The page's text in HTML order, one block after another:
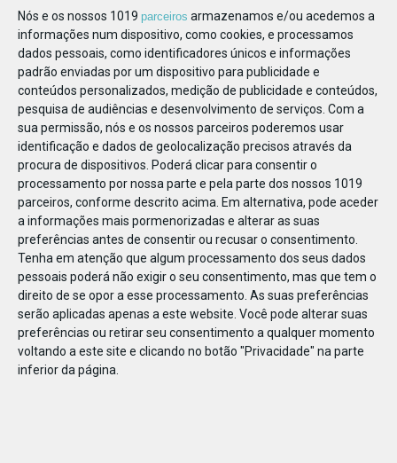
Nós e os nossos 1019 parceiros armazenamos e/ou acedemos a
informações num dispositivo, como cookies, e processamos
dados pessoais, como identificadores únicos e informações
padrão enviadas por um dispositivo para publicidade e
conteúdos personalizados, medição de publicidade e conteúdos,
pesquisa de audiências e desenvolvimento de serviços. Com a
sua permissão, nós e os nossos parceiros poderemos usar
identificação e dados de geolocalização precisos através da
procura de dispositivos. Poderá clicar para consentir o
processamento por nossa parte e pela parte dos nossos 1019
parceiros, conforme descrito acima. Em alternativa, pode aceder
a informações mais pormenorizadas e alterar as suas
preferências antes de consentir ou recusar o consentimento.
Tenha em atenção que algum processamento dos seus dados
pessoais poderá não exigir o seu consentimento, mas que tem o
direito de se opor a esse processamento. As suas preferências
serão aplicadas apenas a este website. Você pode alterar suas
preferências ou retirar seu consentimento a qualquer momento
voltando a este site e clicando no botão "Privacidade" na parte
inferior da página.
803231860543115